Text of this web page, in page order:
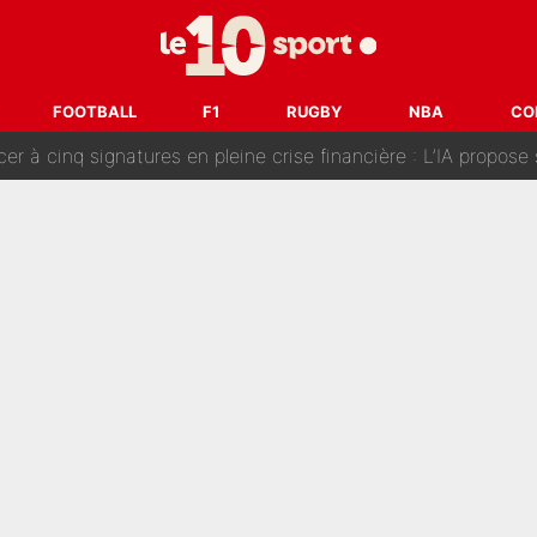
FOOTBALL F1 RUGBY NBA
sur CNews, un ancien journaliste de France Télévisions relance la
Pogacar : Le transfert qui effraie le peloton, «c’est la
signatures en pleine crise financière : L’IA propose sept noms à l’OM